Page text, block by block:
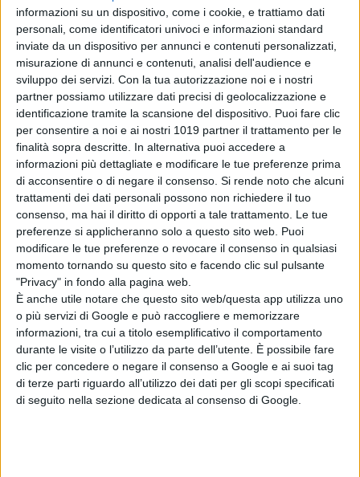
informazioni su un dispositivo, come i cookie, e trattiamo dati
personali, come identificatori univoci e informazioni standard
inviate da un dispositivo per annunci e contenuti personalizzati,
misurazione di annunci e contenuti, analisi dell'audience e
sviluppo dei servizi. Con la tua autorizzazione noi e i nostri
partner possiamo utilizzare dati precisi di geolocalizzazione e
identificazione tramite la scansione del dispositivo. Puoi fare clic
per consentire a noi e ai nostri 1019 partner il trattamento per le
finalità sopra descritte. In alternativa puoi accedere a
informazioni più dettagliate e modificare le tue preferenze prima
di acconsentire o di negare il consenso. Si rende noto che alcuni
trattamenti dei dati personali possono non richiedere il tuo
consenso, ma hai il diritto di opporti a tale trattamento. Le tue
preferenze si applicheranno solo a questo sito web. Puoi
modificare le tue preferenze o revocare il consenso in qualsiasi
momento tornando su questo sito e facendo clic sul pulsante
"Privacy" in fondo alla pagina web.
È anche utile notare che questo sito web/questa app utilizza uno
o più servizi di Google e può raccogliere e memorizzare
informazioni, tra cui a titolo esemplificativo il comportamento
durante le visite o l’utilizzo da parte dell’utente. È possibile fare
clic per concedere o negare il consenso a Google e ai suoi tag
di terze parti riguardo all’utilizzo dei dati per gli scopi specificati
di seguito nella sezione dedicata al consenso di Google.
classe e posizione. Uno sguardo
differente, più attivo e
sorprendente.”
“Il film non vuole essere un
resoconto o un’analisi su come gli
uomini e le donne si amano fra di
loro, ma un’osservazione su come
due donne si amano, creando un
immaginario erotico/amoroso
totalmente diverso ma accogliente
ed aperto verso tutti. Io penso che
chiunque possa riconoscersi nella
vicenda perché parla d’amore” –
prosegue Sciamma– “Quando
realizzo un film a me piace
riprendere dei soggetti attivi. La
mancanza di una figura maschile